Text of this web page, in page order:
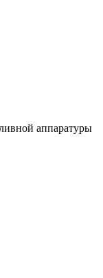
аппаратуры